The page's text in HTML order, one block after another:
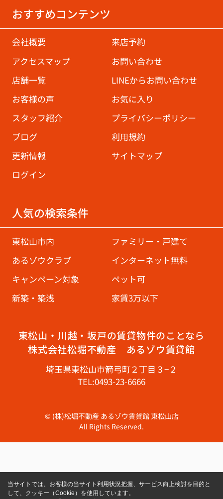
おすすめコンテンツ
会社概要
来店予約
アクセスマップ
お問い合わせ
店舗一覧
LINEからお問い合わせ
お客様の声
お気に入り
スタッフ紹介
プライバシーポリシー
ブログ
利用規約
更新情報
サイトマップ
ログイン
人気の検索条件
東松山市内
ファミリー・戸建て
あるゾウクラブ
インターネット無料
キャンペーン対象
ペット可
新築・築浅
家賃3万以下
東松山・川越・坂戸の賃貸物件のことなら
株式会社松堀不動産 あるゾウ賃貸館
埼玉県東松山市箭弓町２丁目３−２
TEL:0493-23-6666
© (株)松堀不動産 あるゾウ賃貸館 東松山店
All Rights Reserved.
当サイトでは、お客様の当サイト利用状況把握、サービス向上検討を目的と
して、クッキー（Cookie）を使用しています。